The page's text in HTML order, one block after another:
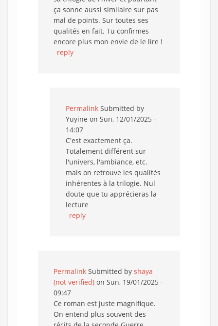
ça sonne aussi similaire sur pas
mal de points. Sur toutes ses
qualités en fait. Tu confirmes
encore plus mon envie de le lire !
reply
Permalink Submitted by
Yuyine on Sun, 12/01/2025 -
14:07
C'est exactement ça.
Totalement différent sur
l'univers, l'ambiance, etc.
mais on retrouve les qualités
inhérentes à la trilogie. Nul
doute que tu apprécieras la
lecture
reply
Permalink Submitted by shaya
(not verified) on Sun, 19/01/2025 -
09:47
Ce roman est juste magnifique.
On entend plus souvent des